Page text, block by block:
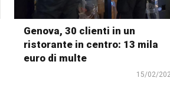
Genova, 30 clienti in un
ristorante in centro: 13 mila
euro di multe
15/02/